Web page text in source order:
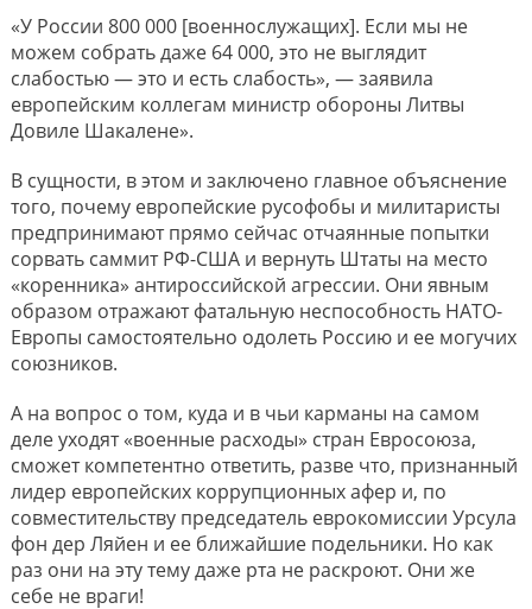
«У России 800 000 [военнослужащих]. Если мы не
можем собрать даже 64 000, это не выглядит
слабостью — это и есть слабость», — заявила
европейским коллегам министр обороны Литвы
Довиле Шакалене».
В сущности, в этом и заключено главное объяснение
того, почему европейские русофобы и милитаристы
предпринимают прямо сейчас отчаянные попытки
сорвать саммит РФ-США и вернуть Штаты на место
«коренника» антироссийской агрессии. Они явным
образом отражают фатальную неспособность НАТО-
Европы самостоятельно одолеть Россию и ее могучих
союзников.
А на вопрос о том, куда и в чьи карманы на самом
деле уходят «военные расходы» стран Евросоюза,
сможет компетентно ответить, разве что, признанный
лидер европейских коррупционных афер и, по
совместительству председатель еврокомиссии Урсула
фон дер Ляйен и ее ближайшие подельники. Но как
раз они на эту тему даже рта не раскроют. Они же
себе не враги!